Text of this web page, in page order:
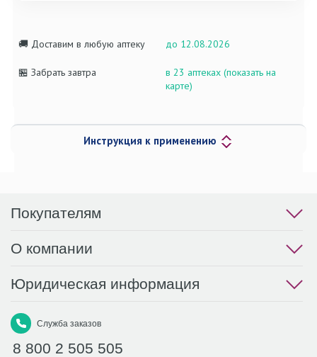
🚚 Доставим в любую аптеку до 12.08.2026
🏪 Забрать завтра
в 23 аптеках (показать на
карте)
Инструкция к применению
Покупателям
О компании
Юридическая информация
Служба заказов
8 800 2 505 505